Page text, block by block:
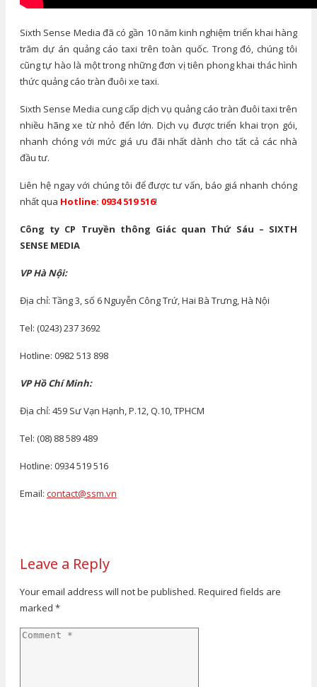
Sixth Sense Media đã có gần 10 năm kinh nghiệm triển khai hàng
trăm dự án quảng cáo taxi trên toàn quốc. Trong đó, chúng tôi
cũng tự hào là một trong những đơn vị tiên phong khai thác hình
thức quảng cáo tràn đuôi xe taxi.
Sixth Sense Media cung cấp dịch vụ quảng cáo tràn đuôi taxi trên
nhiều hãng xe từ nhỏ đến lớn. Dịch vụ được triển khai trọn gói,
nhanh chóng với mức giá ưu đãi nhất dành cho tất cả các nhà
đầu tư.
Liên hệ ngay với chúng tôi để được tư vấn, báo giá nhanh chóng
nhất qua Hotline: 0934 519 516!
Công ty CP Truyền thông Giác quan Thứ Sáu – SIXTH
SENSE MEDIA
VP Hà Nội:
Địa chỉ: Tầng 3, số 6 Nguyễn Công Trứ, Hai Bà Trưng, Hà Nội
Tel: (0243) 237 3692
Hotline: 0982 513 898
VP Hồ Chí Minh:
Địa chỉ: 459 Sư Vạn Hạnh, P.12, Q.10, TPHCM
Tel: (08) 88 589 489
Hotline: 0934 519 516
Email: contact@ssm.vn
Leave a Reply
Your email address will not be published. Required fields are
marked *